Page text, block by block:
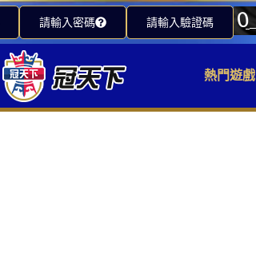
請輸入密碼 請輸入驗證碼
熱門遊戲